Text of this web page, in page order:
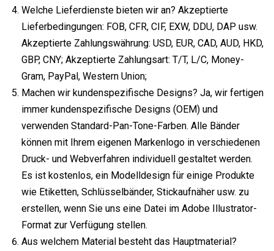
Welche Lieferdienste bieten wir an? Akzeptierte
Lieferbedingungen: FOB, CFR, CIF, EXW, DDU, DAP usw.
Akzeptierte Zahlungswährung: USD, EUR, CAD, AUD, HKD,
GBP, CNY; Akzeptierte Zahlungsart: T/T, L/C, Money-
Gram, PayPal, Western Union;
Machen wir kundenspezifische Designs? Ja, wir fertigen
immer kundenspezifische Designs (OEM) und
verwenden Standard-Pan-Tone-Farben. Alle Bänder
können mit Ihrem eigenen Markenlogo in verschiedenen
Druck- und Webverfahren individuell gestaltet werden.
Es ist kostenlos, ein Modelldesign für einige Produkte
wie Etiketten, Schlüsselbänder, Stickaufnäher usw. zu
erstellen, wenn Sie uns eine Datei im Adobe Illustrator-
Format zur Verfügung stellen.
Aus welchem ​​Material besteht das Hauptmaterial?